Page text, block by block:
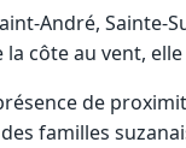
André, Sainte-
la côte au vent,
de
familles